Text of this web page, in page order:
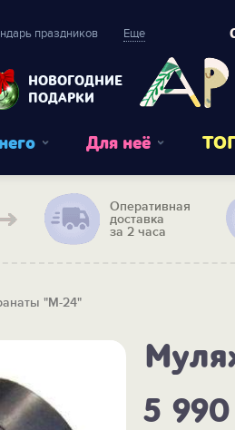
праздников Еще
НОВОГОДНИЕ
ПОДАРКИ
Для неё
Оперативная
доставка
за 2 часа
"М-24"
5